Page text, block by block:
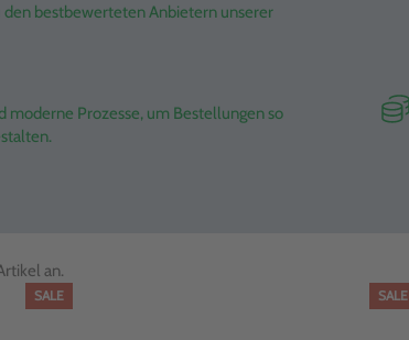
bestbewerteten Anbietern unserer
moderne Prozesse, um Bestellungen so
an.
SALE SALE